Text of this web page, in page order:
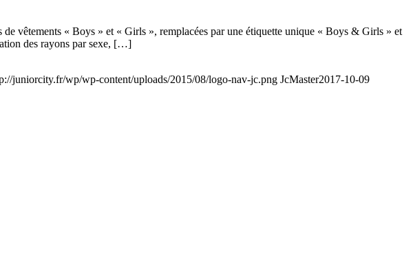
vêtements « Boys » et « Girls », remplacées par une étiquette unique « Boys & Girls » et
des rayons par sexe, […]
juniorcity.fr/wp/wp-content/uploads/2015/08/logo-nav-jc.png JcMaster2017-10-09